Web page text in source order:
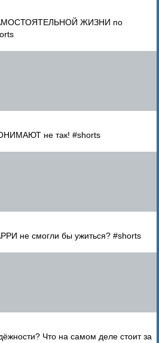
ЖИЗНИ по
не так! #shorts
не смогли бы ужиться? #shorts
Что на самом деле стоит за